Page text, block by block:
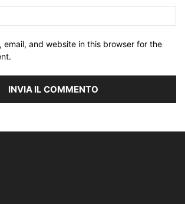
email, and website in this browser for the